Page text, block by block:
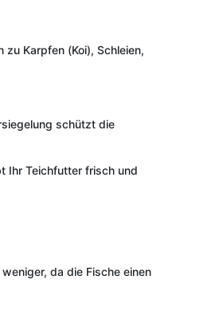
Karpfen (Koi), Schleien,
schützt die
Ihr Teichfutter frisch und
da die Fische einen